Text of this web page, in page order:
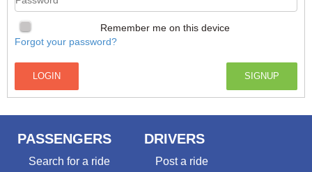
Remember me on this device
Forgot your password?
PASSENGERS
Search for a ride
DRIVERS
Post a ride